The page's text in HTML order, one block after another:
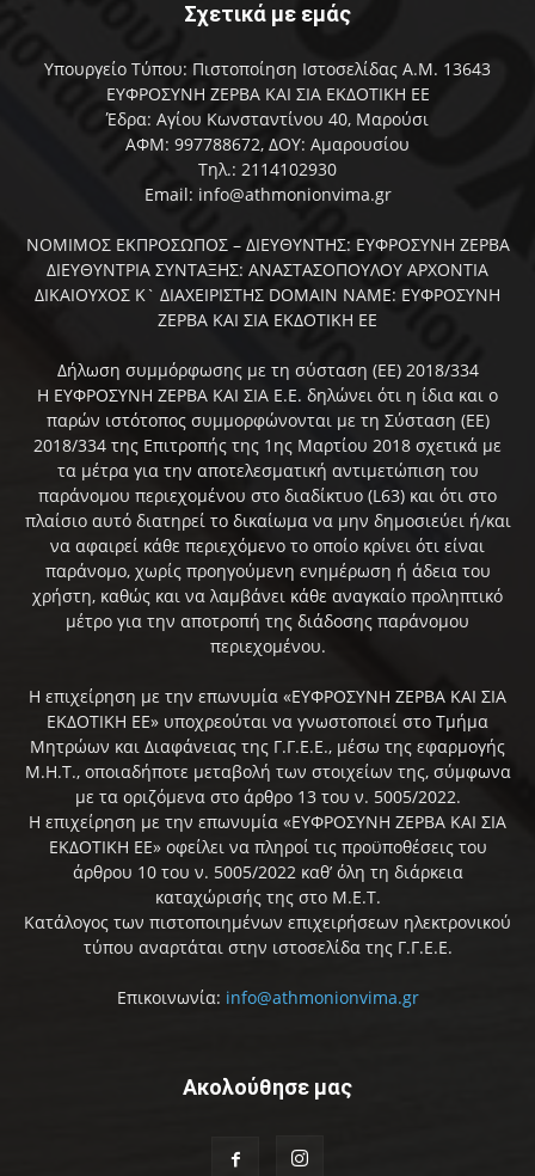
Σχετικά με εμάς
Υπουργείο Τύπου: Πιστοποίηση Ιστοσελίδας Α.Μ. 13643
ΕΥΦΡΟΣΥΝΗ ΖΕΡΒΑ ΚΑΙ ΣΙΑ ΕΚΔΟΤΙΚΗ ΕΕ
Έδρα: Αγίου Κωνσταντίνου 40, Μαρούσι
ΑΦΜ: 997788672, ΔΟΥ: Αμαρουσίου
Τηλ.: 2114102930
Email: info@athmonionvima.gr
ΝΟΜΙΜΟΣ ΕΚΠΡΟΣΩΠΟΣ – ΔΙΕΥΘΥΝΤΗΣ: ΕΥΦΡΟΣΥΝΗ ΖΕΡΒΑ
ΔΙΕΥΘΥΝΤΡΙΑ ΣΥΝΤΑΞΗΣ: ΑΝΑΣΤΑΣΟΠΟΥΛΟΥ ΑΡΧΟΝΤΙΑ
ΔΙΚΑΙΟΥΧΟΣ Κ` ΔΙΑΧΕΙΡΙΣΤΗΣ DOMAIN NAME: ΕΥΦΡΟΣΥΝΗ
ΖΕΡΒΑ ΚΑΙ ΣΙΑ ΕΚΔΟΤΙΚΗ ΕΕ
Δήλωση συμμόρφωσης με τη σύσταση (ΕΕ) 2018/334
Η ΕΥΦΡΟΣΥΝΗ ΖΕΡΒΑ ΚΑΙ ΣΙΑ Ε.Ε. δηλώνει ότι η ίδια και ο
παρών ιστότοπος συμμορφώνονται με τη Σύσταση (ΕΕ)
2018/334 της Επιτροπής της 1ης Μαρτίου 2018 σχετικά με
τα μέτρα για την αποτελεσματική αντιμετώπιση του
παράνομου περιεχομένου στο διαδίκτυο (L63) και ότι στο
πλαίσιο αυτό διατηρεί το δικαίωμα να μην δημοσιεύει ή/και
να αφαιρεί κάθε περιεχόμενο το οποίο κρίνει ότι είναι
παράνομο, χωρίς προηγούμενη ενημέρωση ή άδεια του
χρήστη, καθώς και να λαμβάνει κάθε αναγκαίο προληπτικό
μέτρο για την αποτροπή της διάδοσης παράνομου
περιεχομένου.
Η επιχείρηση με την επωνυμία «ΕΥΦΡΟΣΥΝΗ ΖΕΡΒΑ ΚΑΙ ΣΙΑ
ΕΚΔΟΤΙΚΗ ΕΕ» υποχρεούται να γνωστοποιεί στο Τμήμα
Μητρώων και Διαφάνειας της Γ.Γ.Ε.Ε., μέσω της εφαρμογής
Μ.Η.Τ., οποιαδήποτε μεταβολή των στοιχείων της, σύμφωνα
με τα οριζόμενα στο άρθρο 13 του ν. 5005/2022.
Η επιχείρηση με την επωνυμία «ΕΥΦΡΟΣΥΝΗ ΖΕΡΒΑ ΚΑΙ ΣΙΑ
ΕΚΔΟΤΙΚΗ ΕΕ» οφείλει να πληροί τις προϋποθέσεις του
άρθρου 10 του ν. 5005/2022 καθ’ όλη τη διάρκεια
καταχώρισής της στο Μ.Ε.Τ.
Κατάλογος των πιστοποιημένων επιχειρήσεων ηλεκτρονικού
τύπου αναρτάται στην ιστοσελίδα της Γ.Γ.Ε.Ε.
Επικοινωνία: info@athmonionvima.gr
Ακολούθησε μας